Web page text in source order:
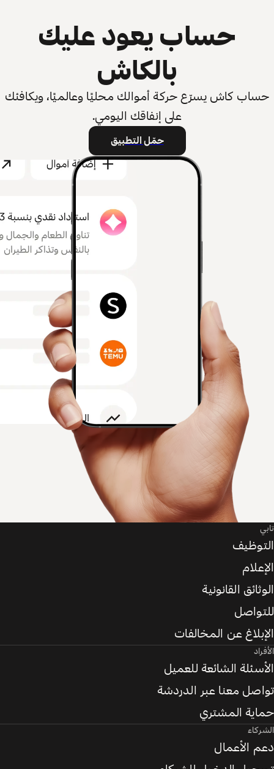
حساب يعود عليك
بالكاش
حساب كاش يسرّع حركة أموالك محليًا وعالميًا، ويكافئك
على إنفاقك اليومي.
حمّل التطبيق
تابي
التوظيف
الإعلام
الوثائق القانونية
للتواصل
الإبلاغ عن المخالفات
الأفراد
الأسئلة الشائعة للعميل
تواصل معنا عبر الدردشة
حماية المشتري
الشركاء
دعم الأعمال